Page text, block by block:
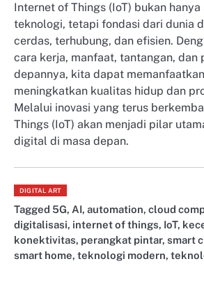
Internet of Things (IoT) bukan hanya
teknologi, tetapi fondasi dari dunia
cerdas, terhubung, dan efisien.
cara kerja, manfaat, tantangan, dan
depannya, kita dapat
meningkatkan kualitas hidup dan
Melalui inovasi yang terus
Things (IoT) akan menjadi pilar
digital di masa depan.
DIGITAL ART
Tagged 5G, AI, automation, cloud
digitalisasi, internet of things, IoT,
konektivitas, perangkat pintar, smart
smart home, teknologi modern,